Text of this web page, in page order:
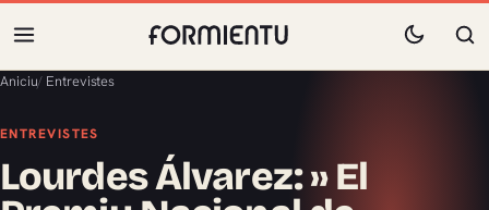
Aniciu/ Entrevistes
ENTREVISTES
Lourdes Álvarez: » El